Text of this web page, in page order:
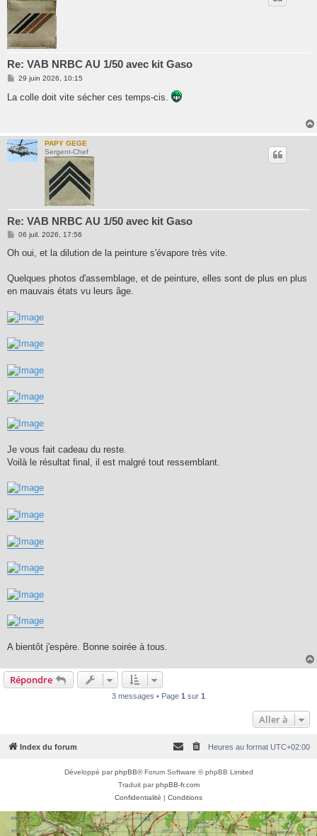
Re: VAB NRBC AU 1/50 avec kit Gaso
M
s
s
29 juin 2026, 10:15
La colle doit vite sécher ces temps-cis.
PAPY GEGE
Sergent-Chef
Re: VAB NRBC AU 1/50 avec kit Gaso
M
s
g
06 juil. 2026, 17:56
Oh oui, et la dilution de la peinture s'évapore très vite.
Quelques photos d'assemblage, et de peinture, elles sont de plus en plus
en mauvais états vu leurs âge.
Je vous fait cadeau du reste.
Voilà le résultat final, il est malgré tout ressemblant.
A bientôt j'espère. Bonne soirée à tous.
Répondre
3 messages • Page 1 sur 1
Aller à
Index du forum Heures au format UTC+02:00
Développé parphpBB® Forum Software © phpBB Limited
Traduit parphpBB-fr.com
Confidentialité | Conditions